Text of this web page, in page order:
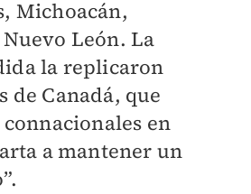
Michoacán,
León. La
la replicaron
de Canadá, que
en
a mantener un